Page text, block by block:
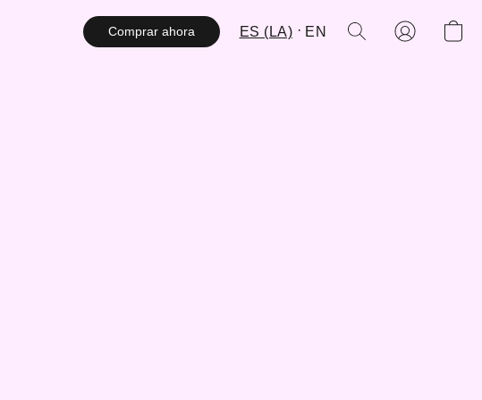
Comprar ahora ES (LA) EN